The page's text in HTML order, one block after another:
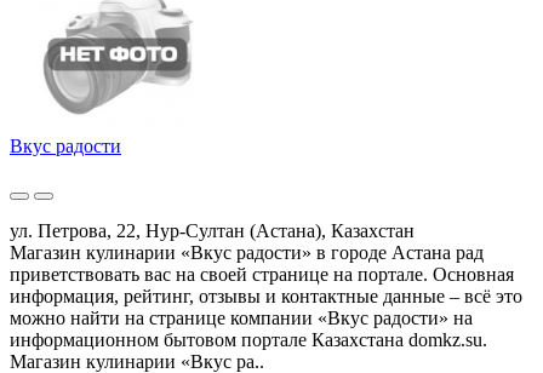
Вкус радости
ул. Петрова, 22, Нур-Султан (Астана), Казахстан
Магазин кулинарии «Вкус радости» в городе Астана рад
приветствовать вас на своей странице на портале. Основная
информация, рейтинг, отзывы и контактные данные – всё это
можно найти на странице компании «Вкус радости» на
информационном бытовом портале Казахстана domkz.su.
Магазин кулинарии «Вкус ра..